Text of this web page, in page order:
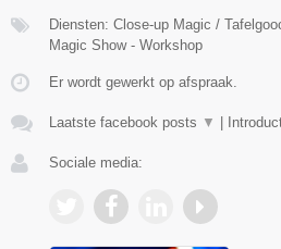
Diensten: Close-up Magic /
Magic Show - Workshop
Er wordt gewerkt op afspraak.
Laatste facebook posts ▼ |
Sociale media: